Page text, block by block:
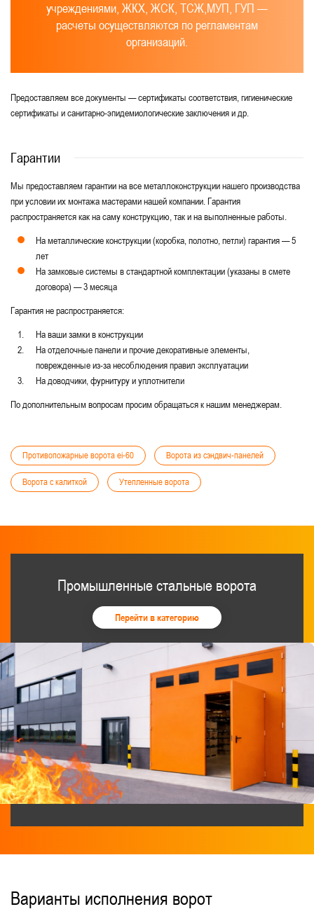
учреждениями, ЖКХ, ЖСК, ТСЖ,МУП, ГУП —
расчеты осуществляются по регламентам
организаций.
Предоставляем все документы — сертификаты соответствия, гигиенические
сертификаты и санитарно-эпидемиологические заключения и др.
Гарантии
Мы предоставляем гарантии на все металлоконструкции нашего производства
при условии их монтажа мастерами нашей компании. Гарантия
распространяется как на саму конструкцию, так и на выполненные работы.
На металлические конструкции (коробка, полотно, петли) гарантия — 5
лет
На замковые системы в стандартной комплектации (указаны в смете
договора) — 3 месяца
Гарантия не распространяется:
На ваши замки в конструкции
На отделочные панели и прочие декоративные элементы,
поврежденные из-за несоблюдения правил эксплуатации
На доводчики, фурнитуру и уплотнители
По дополнительным вопросам просим обращаться к нашим менеджерам.
Противопожарные ворота ei-60 Ворота из сэндвич-панелей
Ворота с калиткой Утепленные ворота
Промышленные стальные ворота
Перейти в категорию
Варианты исполнения ворот